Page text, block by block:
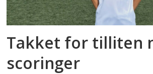
Takket for tilliten
scoringer